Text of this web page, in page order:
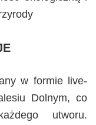
w formie live-
Dolnym, co
utworu.